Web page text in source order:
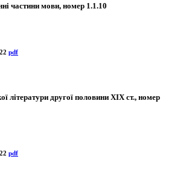
частини мови, номер 1.1.10
pdf
літератури другої половини ХІХ ст., номер
pdf